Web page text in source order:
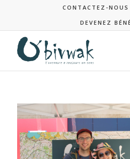
CONTACTEZ-NOUS
DEVENEZ